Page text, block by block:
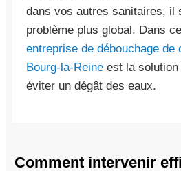
dans vos autres sanitaires, il
problème plus global. Dans
entreprise de débouchage de
Bourg-la-Reine est la
éviter un dégât des eaux.
Comment intervenir